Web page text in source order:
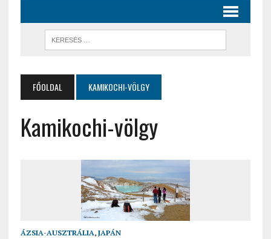
FŐOLDAL KAMIKOCHI-VÖLGY
Kamikochi-völgy
ÁZSIA-AUSZTRÁLIA, JAPÁN